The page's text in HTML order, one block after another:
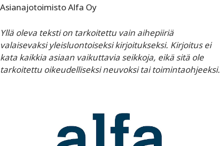
Asianajotoimisto Alfa Oy
Yllä oleva teksti on tarkoitettu vain aihepiiriä
valaisevaksi yleisluontoiseksi kirjoitukseksi. Kirjoitus ei
kata kaikkia asiaan vaikuttavia seikkoja, eikä sitä ole
tarkoitettu oikeudelliseksi neuvoksi tai toimintaohjeeksi.